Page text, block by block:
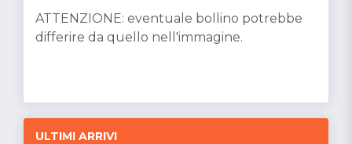
ATTENZIONE: eventuale bollino potrebbe
differire da quello nell'immagine.
ULTIMI ARRIVI